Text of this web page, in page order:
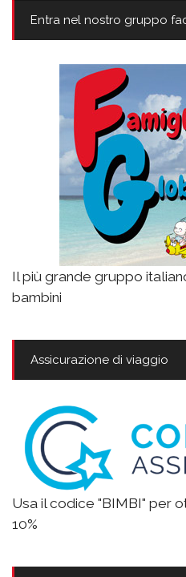
Entra nel nostro gruppo
Il più grande gruppo
bambini
Assicurazione di viaggio
Usa il codice "BIMBI" per
10%